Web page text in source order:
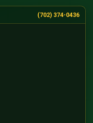
(702) 374-0436